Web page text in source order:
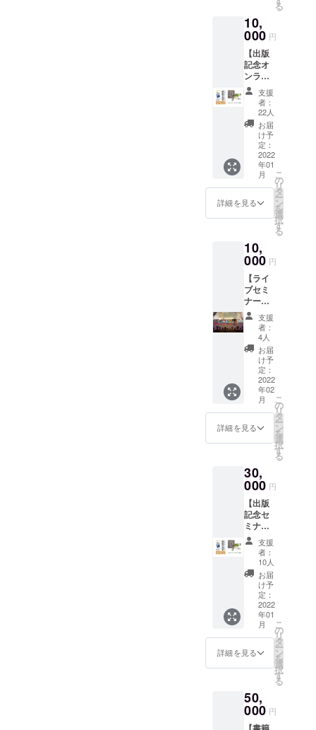
成果主義介
護技法の推
(株)日本医療
経営研究
所 代表取
30年に
渡り全国民
間病院500を
越える理事
長・院長向
け「病院経
患者側
に立った医
療の実践指
のお値
段です
・書籍
の販売
は出版
社の許
可を
取って
いま
す。
ディン
グ特別
仕様カ
バー1
冊 四
六判ソ
フトカ
バー
188mm
×128m
m 200
ページ
★JDR
Aオリジ
ナルク
リア
ファイ
りしま
す。 ・
備考欄
に掲載
するお
名前を
ご記入
くださ
い。 ・
書店販
売に先
駆け
て、特
別仕様
のお届
けとな
りま
料込み
のお値
す。 ・
書籍の
販売は
出版社
の許可
を取っ
ていま
す。
る
10,
000 円
【出版
記念オ
ンライ
ンセミ
ナー＋
書籍2冊
＋クリ
アファ
ル】
★
書籍
「認知
症
BPSD
最後
望」ク
ラウド
ファン
ディン
グ特別
仕様カ
バー2
冊 四
六判ソ
フトカ
バー
188mm
×128m
m 200
ページ
★出版
記念セ
加権
開催
日
2022年
1月中旬
以降～
下旬の
土曜・
日曜日
を予定
してお
りま
す。 コ
ロナの
状況を
見て日
程を決
交通費
は自費
支援
者：
22人
お届
け予
定：
2022
年01
月
詳細を見る
こ
の
リ
タ
ー
ン
を
選
択
す
る
10,
000 円
【ライ
ブセミ
ナー
（著者
と専門
家によ
る講演
＋パネ
ルディ
スカッ
ショ
ン）】
＊オン
ライン
でも参
加出来
★ライ
ブセミ
ナー参
加権
テー
マ：
「認知
BPSD
を治す
第3のア
プロー
チ」 日
時：
2022年
2月の
土・日
12時、
13時～
16時を
支援
者：
4人
お届
け予
定：
2022
年02
月
詳細を見る
こ
の
リ
タ
ー
ン
を
選
択
す
る
30,
000 円
【出版
記念セ
ミナー
＋書籍5
冊＋ク
リア
ファイ
ル】
★
書籍
「認知
BPSD
最後
の希
望」ク
ファン
ディン
グ特別
支援
者：
10人
お届
け予
定：
2022
年01
月
詳細を見る
こ
の
リ
タ
ー
ン
を
選
択
す
る
50,
000 円